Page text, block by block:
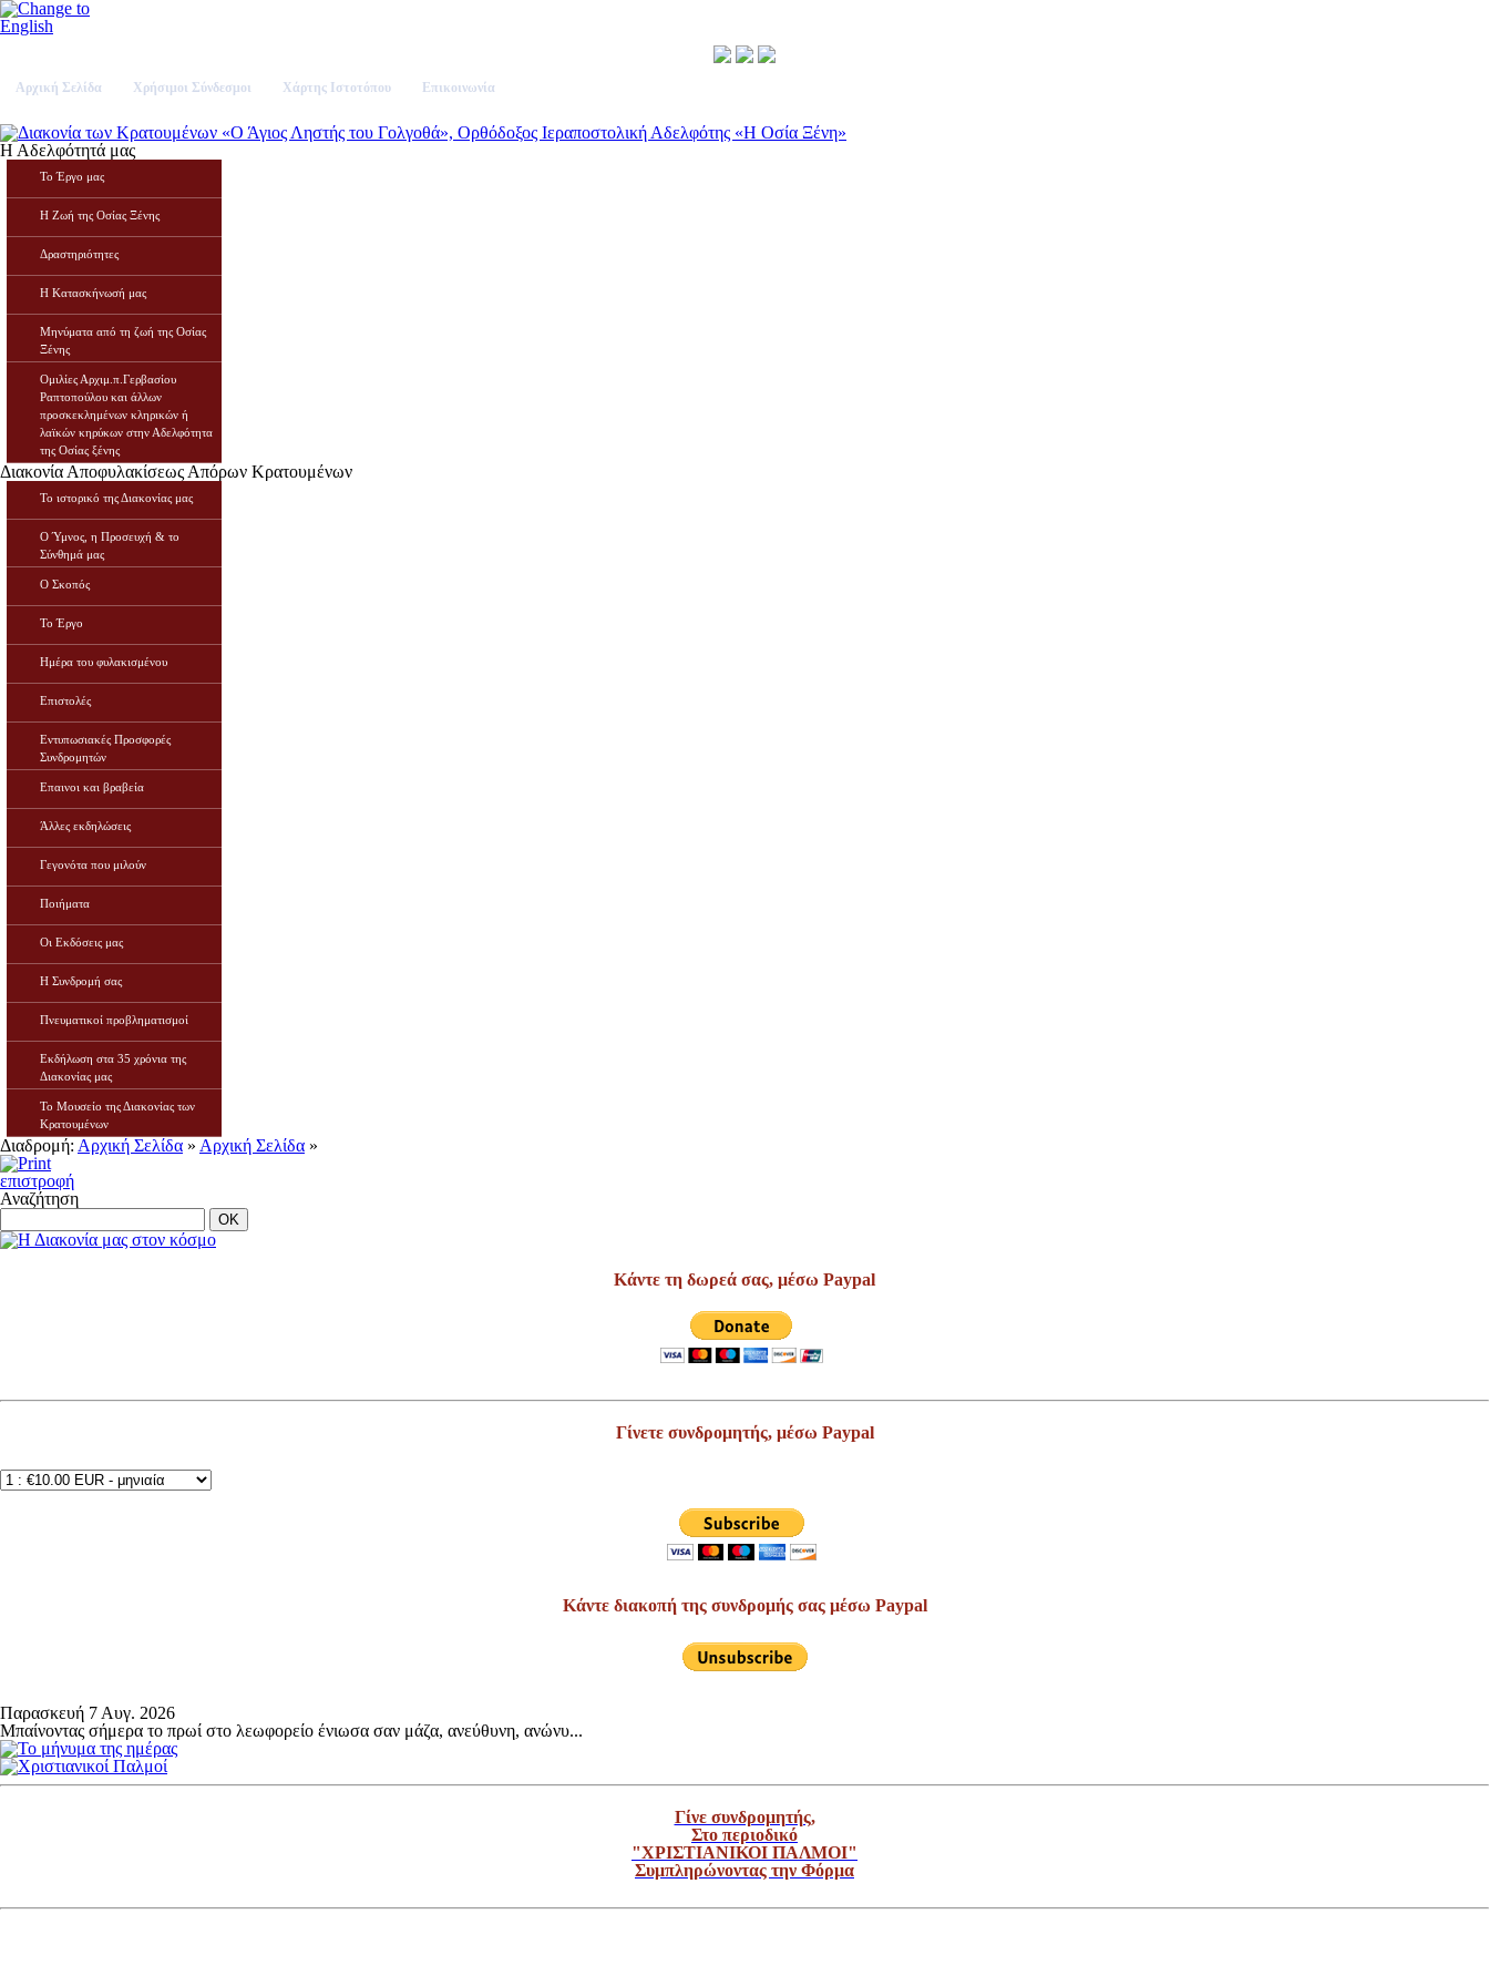
Αρχική Σελίδα Χρήσιμοι Σύνδεσμοι Χάρτης Ιστοτόπου Επικοινωνία
Η Αδελφότητά μας
Το Έργο μας
Η Ζωή της Οσίας Ξένης
Δραστηριότητες
Η Κατασκήνωσή μας
Μηνύματα από τη ζωή της Οσίας
Ξένης
Ομιλίες Αρχιμ.π.Γερβασίου
Ραπτοπούλου και άλλων
προσκεκλημένων κληρικών ή
λαϊκών κηρύκων στην Αδελφότητα
της Οσίας ξένης
Διακονία Αποφυλακίσεως Απόρων Κρατουμένων
Το ιστορικό της Διακονίας μας
Ο Ύμνος, η Προσευχή & το
Σύνθημά μας
Ο Σκοπός
Το Έργο
Ημέρα του φυλακισμένου
Επιστολές
Εντυπωσιακές Προσφορές
Συνδρομητών
Επαινοι και βραβεία
Άλλες εκδηλώσεις
Γεγονότα που μιλούν
Ποιήματα
Οι Εκδόσεις μας
Η Συνδρομή σας
Πνευματικοί προβληματισμοί
Εκδήλωση στα 35 χρόνια της
Διακονίας μας
Το Μουσείο της Διακονίας των
Κρατουμένων
Διαδρομή: Αρχική Σελίδα » Αρχική Σελίδα »
επιστροφή
Αναζήτηση
OK
Κάντε τη δωρεά σας, μέσω Paypal
Γίνετε συνδρομητής, μέσω Paypal
Κάντε διακοπή της συνδρομής σας μέσω Paypal
Παρασκευή 7 Αυγ. 2026
Μπαίνοντας σήμερα το πρωί στο λεωφορείο ένιωσα σαν μάζα, ανεύθυνη, ανώνυ...
Γίνε συνδρομητής,
Στο περιοδικό
"ΧΡΙΣΤΙΑΝΙΚΟΙ ΠΑΛΜΟΙ"
Συμπληρώνοντας την Φόρμα